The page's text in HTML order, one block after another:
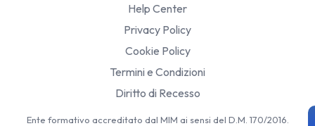
Help Center
Privacy Policy
Cookie Policy
Termini e Condizioni
Diritto di Recesso
Ente formativo accreditato dal MIM ai sensi del D.M. 170/2016.